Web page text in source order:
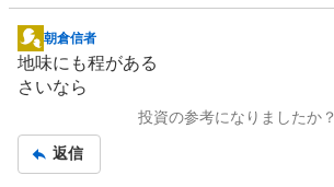
い
た
い
0
、
様
子
掲
示
板
朝倉信者
地味にも程がある
さいなら
投資の参考になりましたか？
返信